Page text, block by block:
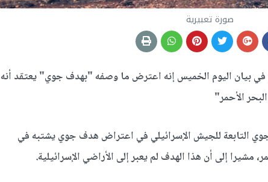
صورة تعبيرية
في بيان اليوم الخميس إنه اعترض ما وصفه "بهدف جوي" يعتقد أنه
الأحمر"
التابعة للجيش الإسرائيلي في اعتراض هدف جوي يشتبه في
مشيرا إلى أن هذا الهدف لم يعبر إلى الأراضي الإسرائيلية.